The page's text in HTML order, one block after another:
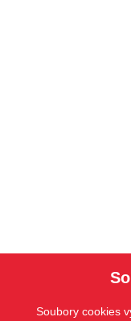
Soubory cookies